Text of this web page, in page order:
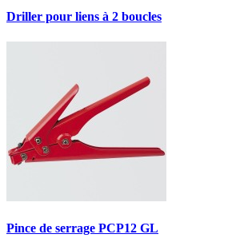
Driller pour liens à 2 boucles
Pince de serrage PCP12 GL